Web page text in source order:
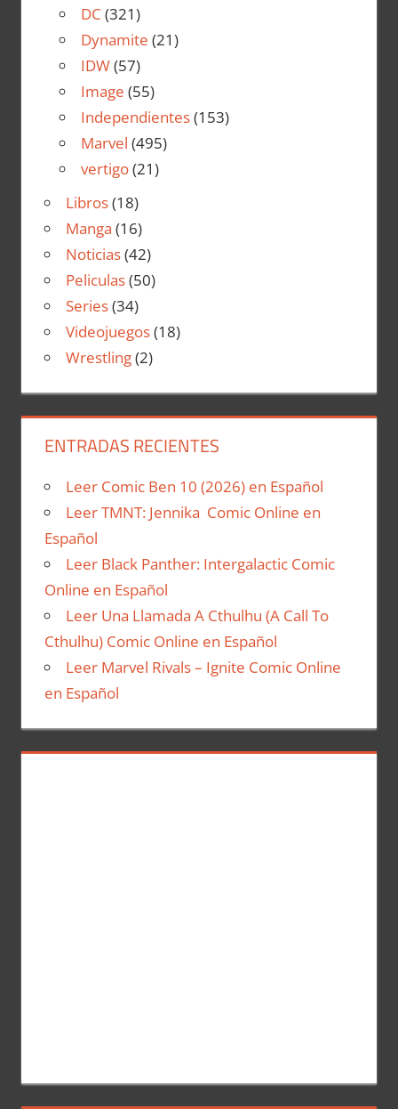
DC (321)
Dynamite (21)
IDW(57)
Image (55)
Independientes(153)
Marvel (495)
vertigo(21)
Libros(18)
Manga (16)
Noticias(42)
Peliculas(50)
Series(34)
Videojuegos(18)
Wrestling(2)
ENTRADAS RECIENTES
Leer Comic Ben 10 (2026) en Español
Leer TMNT: Jennika Comic Online en
Español
Leer Black Panther: Intergalactic Comic
Online en Español
Leer Una Llamada A Cthulhu (A Call To
Cthulhu) Comic Online en Español
Leer Marvel Rivals – Ignite Comic Online
en Español